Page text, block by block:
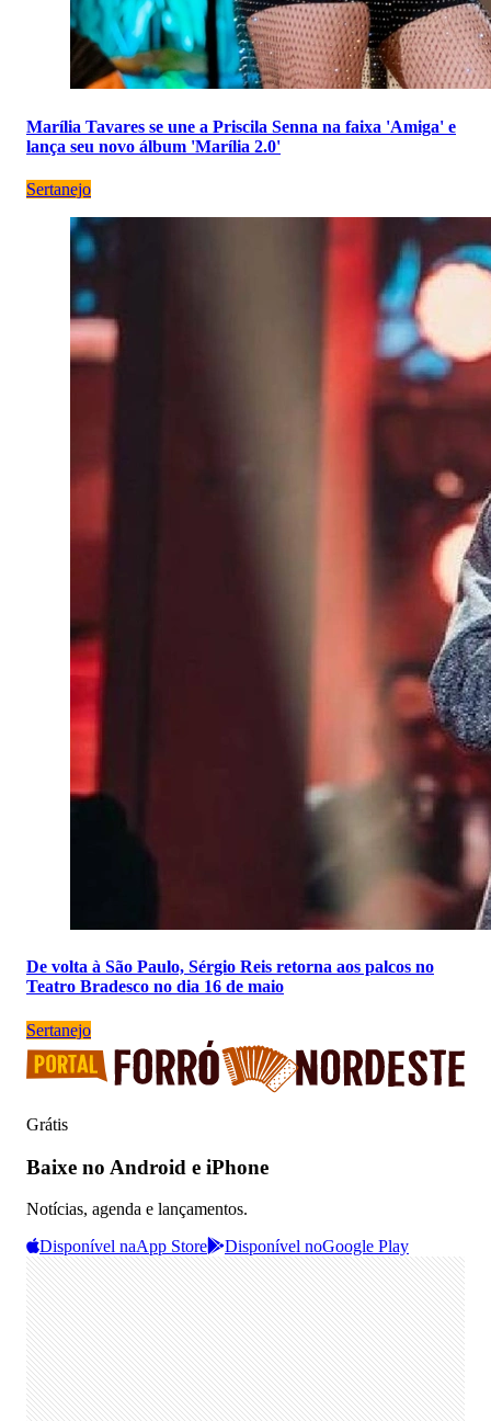
Marília Tavares se une a Priscila Senna na faixa 'Amiga' e
lança seu novo álbum 'Marília 2.0'
Sertanejo
De volta à São Paulo, Sérgio Reis retorna aos palcos no
Teatro Bradesco no dia 16 de maio
Sertanejo
Grátis
Baixe no Android e iPhone
Notícias, agenda e lançamentos.
Disponível naApp Store Disponível noGoogle Play